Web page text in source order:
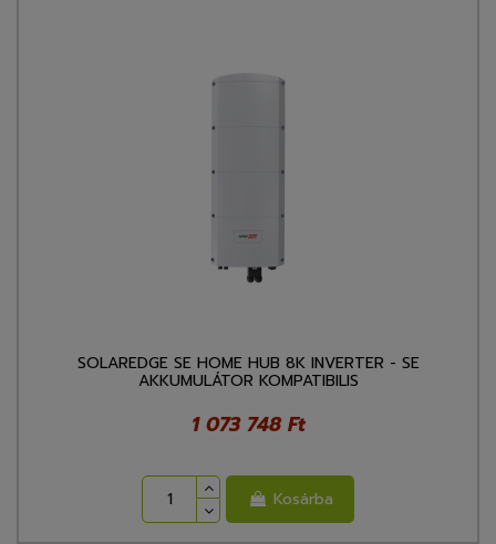
SOLAREDGE SE HOME HUB 8K INVERTER - SE
AKKUMULÁTOR KOMPATIBILIS
1 073 748 Ft
Kosárba